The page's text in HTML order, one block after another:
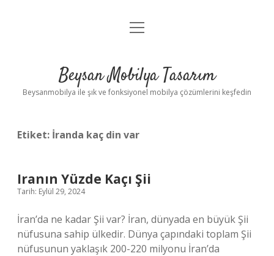
Anasayfa
Yasal Uyarı
menüyü
Beysan Mobilya Tasarım
Beysanmobilya ile şık ve fonksiyonel mobilya çözümlerini keşfedin
Etiket: İranda kaç din var
Iranın Yüzde Kaçı Şii
Tarih: Eylül 29, 2024
İran’da ne kadar Şii var? İran, dünyada en büyük Şii
nüfusuna sahip ülkedir. Dünya çapındaki toplam Şii
nüfusunun yaklaşık 200-220 milyonu İran’da